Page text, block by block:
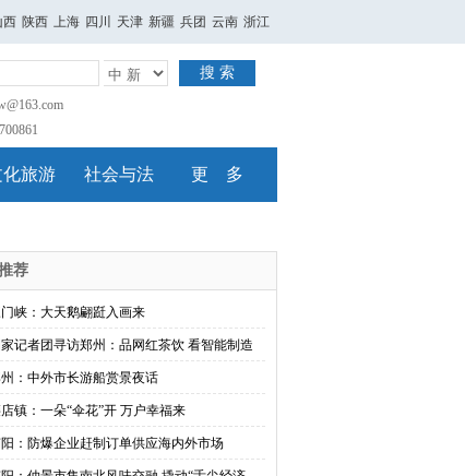
西 陕西 上海 四川 天津 新疆 兵团 云南 浙江
搜 索
化旅游 社会与法 更 多
荐
峡：大天鹅翩跹入画来
记者团寻访郑州：品网红茶饮 看智能制造
：中外市长游船赏景夜话
镇：一朵“伞花”开 万户幸福来
：防爆企业赶制订单供应海内外市场